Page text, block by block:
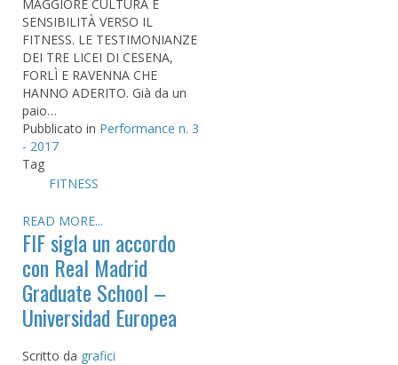
MAGGIORE CULTURA E
SENSIBILITÀ VERSO IL
FITNESS. LE TESTIMONIANZE
DEI TRE LICEI DI CESENA,
FORLÌ E RAVENNA CHE
HANNO ADERITO. Già da un
paio…
Pubblicato in Performance n. 3
- 2017
Tag
FITNESS
READ MORE...
FIF sigla un accordo
con Real Madrid
Graduate School –
Universidad Europea
Scritto da grafici